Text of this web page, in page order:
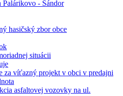
Palárikovo - Šándor
hasičský zbor obce
situácii
za víťazný projekt v obci v predajni
asfaltovej vozovky na ul.